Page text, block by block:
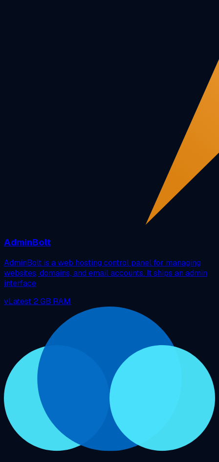
AdminBolt
AdminBolt is a web hosting control panel for managing
websites, domains, and email accounts. It ships an admin
interface
vLatest 2 GB RAM